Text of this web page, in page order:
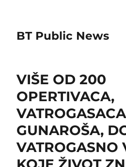
BT Public News
VIŠE OD 200
OPERTIVACA,
GUNAROŠA,
VATROGASNO